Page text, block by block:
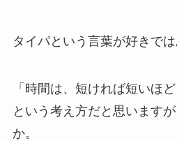
タイパという言葉が好きでは
「時間は、短ければ短いほど
という考え方だと思います
か。